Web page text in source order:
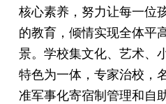
核心素养，努力让每一位
的教育，倾情实现全体平
景。学校集文化、艺术、
特色为一体，专家治校，
准军事化寄宿制管理和自